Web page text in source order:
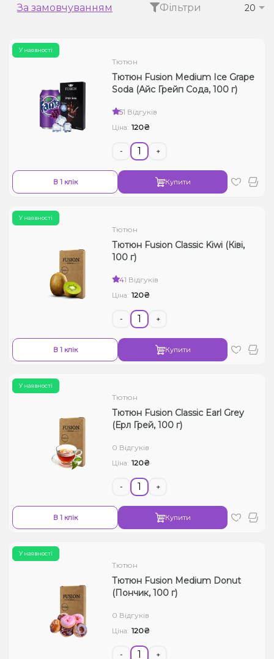
Рідини для електронних сигарет
Подарункові набори
За замовчуванням Фільтри 20
У наявності
Тютюн
Тютюн Fusion Medium Ice Grape
Soda (Айс Грейп Сода, 100 г)
51 Відгуків
Ціна: 120₴
- +
В 1 клік Купити
У наявності
Тютюн
Тютюн Fusion Classic Kiwi (Ківі,
100 г)
41 Відгуків
Ціна: 120₴
- +
В 1 клік Купити
У наявності
Тютюн
Тютюн Fusion Classic Earl Grey
(Ерл Грей, 100 г)
0 Відгуків
Ціна: 120₴
- +
В 1 клік Купити
У наявності
Тютюн
Тютюн Fusion Medium Donut
(Пончик, 100 г)
0 Відгуків
Ціна: 120₴
- +